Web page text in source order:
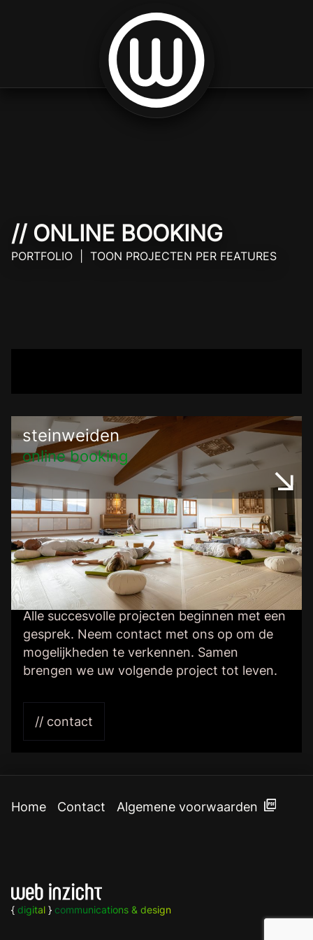
// ONLINE BOOKING
PORTFOLIO | TOON PROJECTEN PER FEATURES
steinweiden
online booking
let’s connect
Alle succesvolle projecten beginnen met een
gesprek. Neem contact met ons op om de
mogelijkheden te verkennen. Samen
brengen we uw volgende project tot leven.
// contact
Home Contact Algemene voorwaarden
{ digital } communications & design